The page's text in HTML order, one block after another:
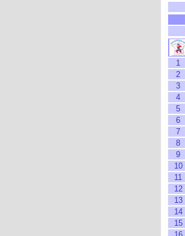
1
2
3
4
5
6
7
8
9
10
11
12
13
14
15